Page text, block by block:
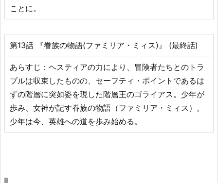
ことに。
第13話 『眷族の物語(ファミリア・ミィス)』 (最終話)
あらすじ：ヘスティアの力により、冒険者たちとのトラ
ブルは収束したものの、セーフティ・ポイントであるは
ずの階層に突如姿を現した階層王のゴライアス。少年が
歩み、女神が記す眷族の物語（ファミリア・ミィス）。
少年は今、英雄への道を歩み始める。